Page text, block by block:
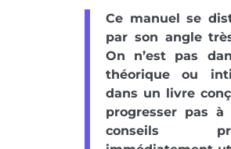
Ce manuel se
par son angle
On n’est pas
théorique ou
dans un livre
progresser pas à
conseils